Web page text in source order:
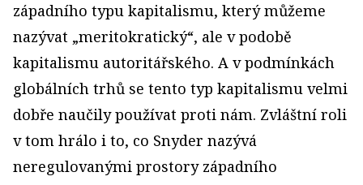
západního typu kapitalismu, který můžeme
nazývat „meritokratický“, ale v podobě
kapitalismu autoritářského. A v podmínkách
globálních trhů se tento typ kapitalismu velmi
dobře naučily používat proti nám. Zvláštní roli
v tom hrálo i to, co Snyder nazývá
neregulovanými prostory západního